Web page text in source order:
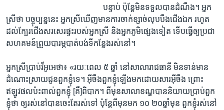
បន្ទាប់​ ប៉ុន្តែមិន​ទទួល​បាន​ដំណឹង។ អ្នក
ស្រីថា ​បច្ចុប្បន្ន​នេះ ​អ្នកស្រី​ឃើញ​មាន​ការ​ចាក់​ខ្សាច់​លុប​បឹង​ជើង​ឯក ​រហូត​
ដល់ក្បែរ​ជើង​សរសេរផ្ទះ​របស់​អ្នកស្រី និង​អ្នកភូមិ​ផ្សេងទៀត ទើប​ធ្វើ​ឲ្យ​ប្រជា​
សហ​គមន៍ព្រួយ​បារម្ភ​បាត់​បង់​ទីកន្លែង​រស់នៅ​។
អ្នកស្រី​ប្រាប់​វីអូអេថា៖ «រយៈ​ពេល ​៥ ឆ្នាំ នៅ​សាលា​រាជ​ធានី មិន​ទាន់​មាន​
ដំណោះ​ស្រាយ​ជូន​ពួក​ខ្ញុំទេ។ ​អ៊ីចឹង​ពួក​ខ្ញុំ​ឡើង​មក​ដោយ​សារ​អ៊ីចឹង ​ព្រោះ​
ឥឡូវផល​ប៉ះពាល់​ពួក​ខ្ញុំ [គឺ]​ពិបាក​។ ពីមុន​សាលា​ខណ្ឌ​បាន​និយាយ​ប្រាប់​ពួក​
ខ្ញុំថា ឲ្យ​រស់​នៅបាន​ចេះ​តែរស់​ទៅ ប៉ុន្តែ​ពី​មុន​មក​ ១០ ២០​ឆ្នាំមុន ពួកខ្ញុំ​រស់​នៅ